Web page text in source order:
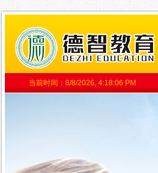
当前时间： 8/8/2026, 4:18:06 PM